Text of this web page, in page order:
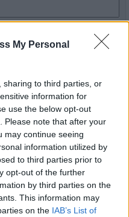
My Personal
sharing to third parties, or
information for
use the below opt-out
Please note that after your
may continue seeing
information utilized by
to third parties prior to
opt-out of the further
by third parties on the
This information may
on the IAB’s List of
eső a Duna vízgyűjtőjére